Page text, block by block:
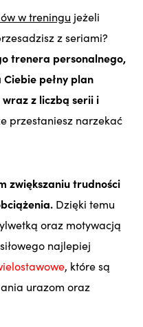
w treningu jeżeli
z seriami?
trenera personalnego,
pełny plan
z liczbą serii i
przestaniesz narzekać
zwiększaniu trudności
Dzięki temu
oraz motywacją
najlepiej
, które są
urazom oraz